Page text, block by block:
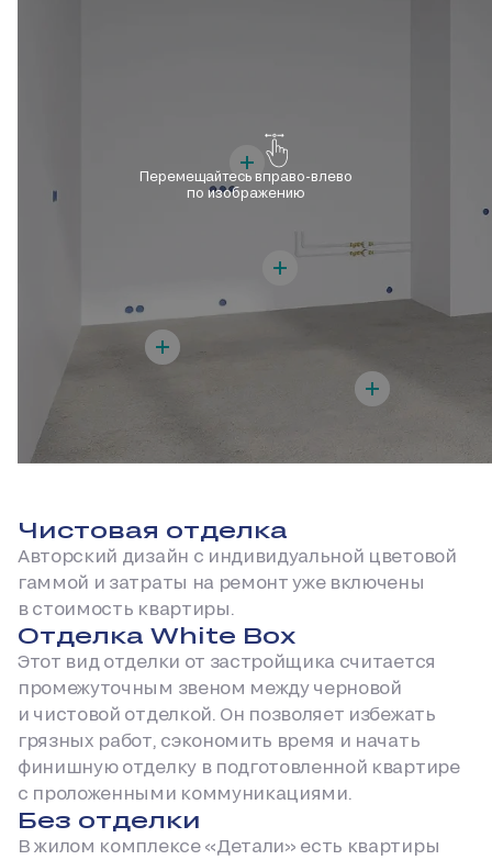
Перемещайтесь вправо-влево
по изображению
Чистовая отделка
Авторский дизайн с индивидуальной цветовой
гаммой и затраты на ремонт уже включены
в стоимость квартиры.
Отделка White Box
Этот вид отделки от застройщика считается
промежуточным звеном между черновой
и чистовой отделкой. Он позволяет избежать
грязных работ, сэкономить время и начать
финишную отделку в подготовленной квартире
с проложенными коммуникациями.
Без отделки
В жилом комплексе «Детали» есть квартиры